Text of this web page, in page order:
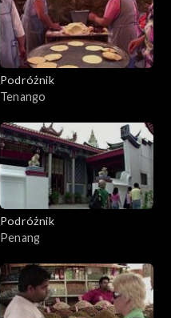
Podróżnik
Tenango
Podróżnik
Penang